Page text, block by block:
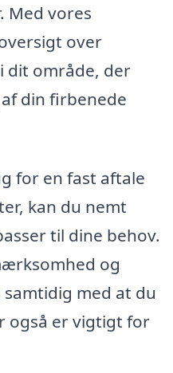
Med vores
over
dit område, der
din firbenede
for en fast aftale
kan du nemt
til dine behov.
og
med at du
også er vigtigt for